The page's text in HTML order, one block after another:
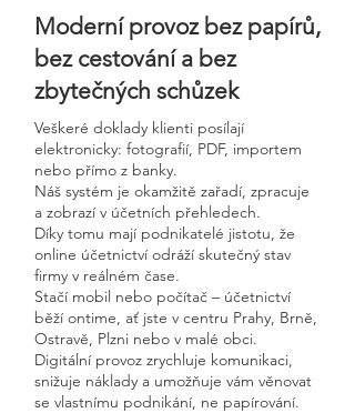
Moderní provoz bez papírů,
bez cestování a bez
zbytečných schůzek
Veškeré doklady klienti posílají
elektronicky: fotografií, PDF, importem
nebo přímo z banky.
Náš systém je okamžitě zařadí, zpracuje
a zobrazí v účetních přehledech.
Díky tomu mají podnikatelé jistotu, že
online účetnictví odráží skutečný stav
firmy v reálném čase.
Stačí mobil nebo počítač – účetnictví
běží ontime, ať jste v centru Prahy, Brně,
Ostravě, Plzni nebo v malé obci.
Digitální provoz zrychluje komunikaci,
snižuje náklady a umožňuje vám věnovat
se vlastnímu podnikání, ne papírování.